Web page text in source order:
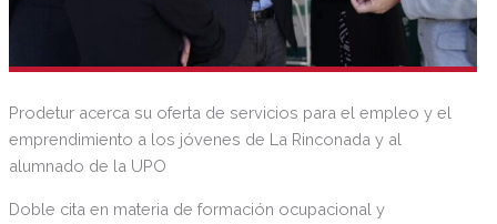
Prodetur acerca su oferta de servicios para el empleo y el
emprendimiento a los jóvenes de La Rinconada y al
alumnado de la UPO
Doble cita en materia de formación ocupacional y